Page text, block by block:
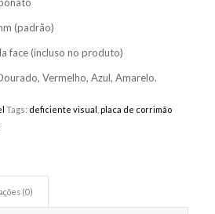
(padrão)
face (incluso no produto)
Vermelho, Azul, Amarelo.
Tags: deficiente visual
placa de corrimão
(0)